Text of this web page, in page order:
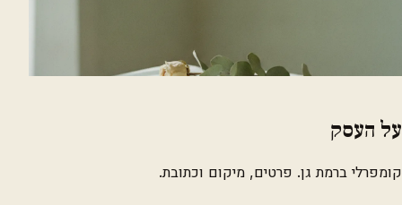
על העסק
קומפרלי ברמת גן. פרטים, מיקום וכתובת.